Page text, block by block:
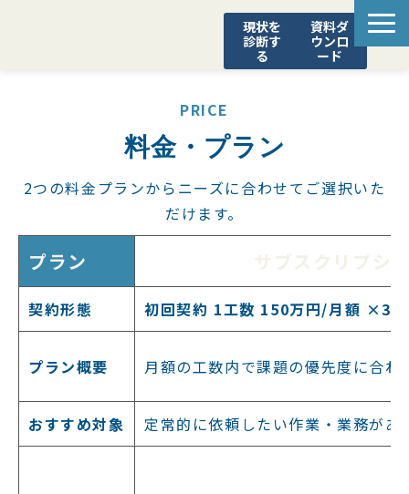
現状を
診断す
る
資料ダ
ウンロ
ード
診断ポータル
SCS評価制度 対応支援
YOROZUブログ
PRICE
料金・プラン
2つの料金プランからニーズに合わせてご選択いた
だけます。
プラン
契約形態 初回契約 1工数 150万円/月額 ×3
プラン概要 月額の工数内で課題の優先度に合わ
おすすめ対象 定常的に依頼したい作業・業務があ